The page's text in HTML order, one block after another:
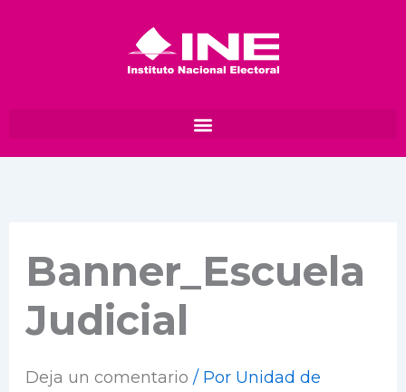
Banner_Escuela
Judicial
Deja un comentario / Por Unidad de